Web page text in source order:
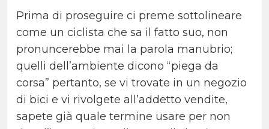
Prima di proseguire ci preme sottolineare
come un ciclista che sa il fatto suo, non
pronuncerebbe mai la parola manubrio;
quelli dell’ambiente dicono “piega da
corsa” pertanto, se vi trovate in un negozio
di bici e vi rivolgete all’addetto vendite,
sapete già quale termine usare per non